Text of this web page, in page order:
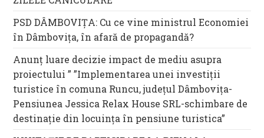
PSD DÂMBOVIȚA: Cu ce vine ministrul Economiei
în Dâmbovița, în afară de propagandă?
Anunț luare decizie impact de mediu asupra
proiectului ” ”Implementarea unei investiții
turistice în comuna Runcu, județul Dâmbovița-
Pensiunea Jessica Relax House SRL-schimbare de
destinație din locuința în pensiune turistica”